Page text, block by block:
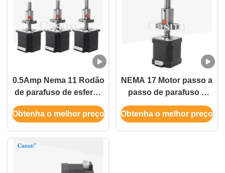
0.5Amp Nema 11 Rodão
de parafuso de esferas
Motor passo 32mN.M
Motor passo linear
Obtenha o melhor preço
NEMA 17 Motor passo a
passo de parafuso a
esferas 320mN.M Motor
passo linear para
Obtenha o melhor preço